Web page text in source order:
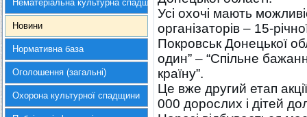
Нематеріальна культурна спадщина
Новини
Нормативна база
Оголошення (загальні)
Охорона культурної спадщини
Усі охочі мають
організаторів – 15-
Покровськ Донецької
один” – “Спільне
країну”.
Це вже другий етап
000 дорослих і дітей